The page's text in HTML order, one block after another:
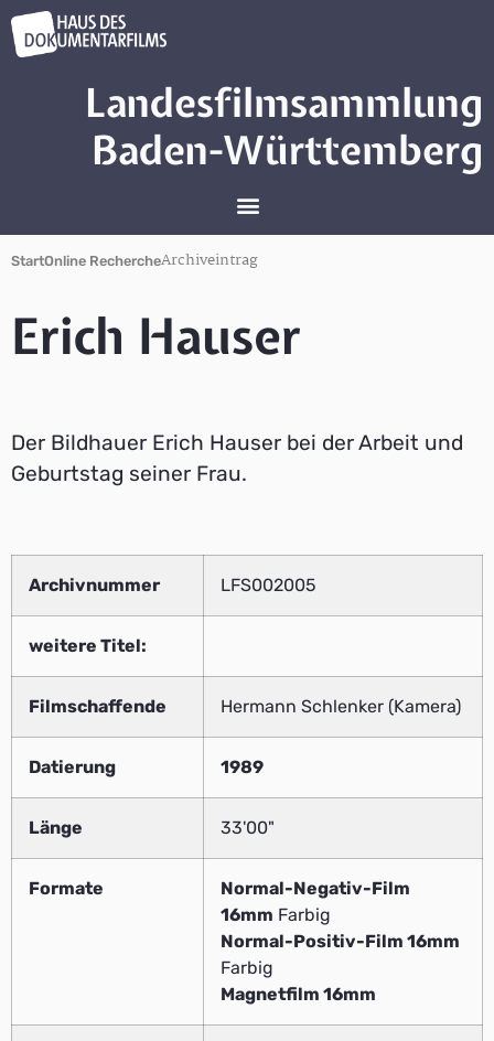
Landesfilmsammlung
Baden-Württemberg
StartOnline RechercheArchiveintrag
Erich Hauser
Der Bildhauer Erich Hauser bei der Arbeit und
Geburtstag seiner Frau.
Archivnummer LFS002005
weitere Titel:
Filmschaffende Hermann Schlenker (Kamera)
Datierung 1989
Länge 33'00"
Formate
Normal-Negativ-Film
16mm Farbig
Normal-Positiv-Film 16mm
Farbig
Magnetfilm 16mm